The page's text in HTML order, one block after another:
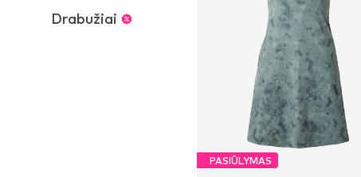
Drabužiai
PASIŪLYMAS